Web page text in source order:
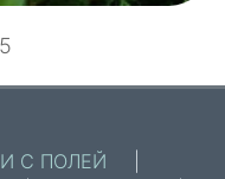
С ПОЛЕЙ